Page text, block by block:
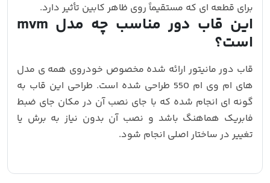
برای قطعه‌ ای که مستقیماً روی ظاهر کابین تأثیر دارد.
این قاب دور مناسب چه مدل mvm
است؟
قاب دور مانیتور ارائه‌ شده مخصوص خودروی همه ی مدل
های ام وی ام 550 طراحی شده است. طراحی این قاب به‌
گونه‌ ای انجام شده که با جای نصب آن در مکان جای ضبط
فابریک هماهنگ باشد و نصب آن بدون نیاز به برش یا
تغییر در ساختار اصلی انجام شود.